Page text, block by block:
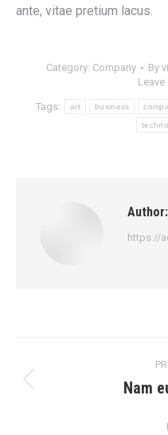
ante, vitae pretium lacus.
Category: Company By
Tags: art business
Author:
https://
navigationNam